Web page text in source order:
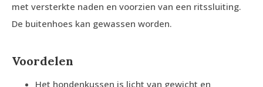
met versterkte naden en voorzien van een ritssluiting.
De buitenhoes kan gewassen worden.
Voordelen
Het hondenkussen is licht van gewicht en